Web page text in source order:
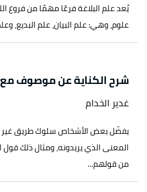
يُعد علم البلاغة فرعًا مهمًا من فروع
علوم، وهي: علم البيان، علم البديع،
شرح الكناية عن موصوف مع
غدير الخدام
يفضّل بعض الأشخاص سلوك طريق غير
المعنى الذي يريدونه، ومثال ذلك قول
من قولهم...